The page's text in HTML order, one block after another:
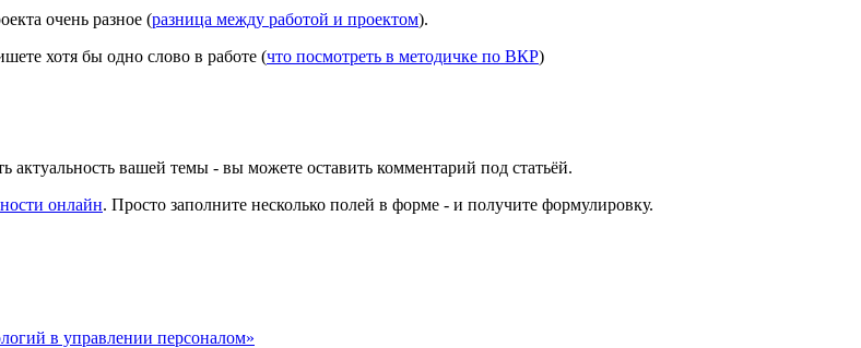
очень разное (разница между работой и проектом).
хотя бы одно слово в работе (что посмотреть в методичке по ВКР)
актуальность вашей темы - вы можете оставить комментарий под статьёй.
онлайн. Просто заполните несколько полей в форме - и получите формулировку.
в управлении персоналом»